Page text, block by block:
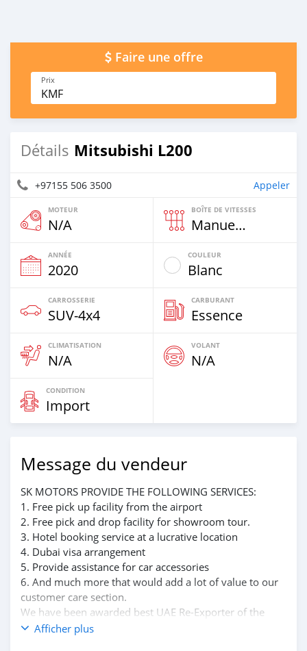
Faire une offre
Prix
KMF
Détails Mitsubishi L200
+97155 506 3500 Appeler
MOTEUR
N/A
BOÎTE DE VITESSES
Manuelle
ANNÉE
2020
COULEUR
Blanc
CARROSSERIE
SUV‒4x4
CARBURANT
Essence
CLIMATISATION
N/A
VOLANT
N/A
CONDITION
Import
Message du vendeur
SK MOTORS PROVIDE THE FOLLOWING SERVICES:
1. Free pick up facility from the airport
2. Free pick and drop facility for showroom tour.
3. Hotel booking service at a lucrative location
4. Dubai visa arrangement
5. Provide assistance for car accessories
6. And much more that would add a lot of value to our
customer care section.
We have been awarded best UAE Re-Exporter of the
year 2014.
Afficher plus